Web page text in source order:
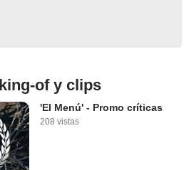
of y clips
'El Menú' - Promo críticas
208 vistas